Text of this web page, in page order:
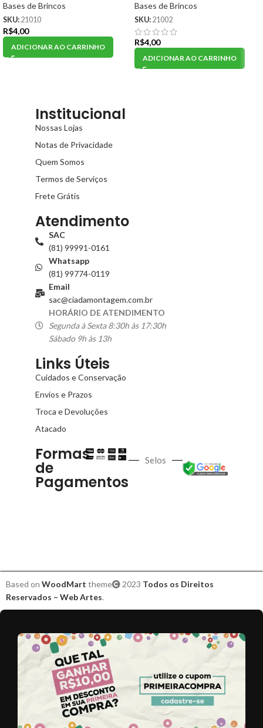
Bases de Brincos
SKU: 21010
R$4,00
ADICIONAR AO CARRINHO
Bases de Brincos
SKU: 21002
R$4,00
ADICIONAR AO CARRINHO
Institucional
Nossas Lojas
Notas de Privacidade
Quem Somos
Termos de Serviços
Frete Grátis
Atendimento
SAC
(81) 99991-0161
Whatsapp
(81) 99774-0119
Email
sac@ciadamontagem.com.br
HORÁRIO DE ATENDIMENTO
Segunda à Sexta 8:30h às 17:30h
Sábado 9h às 13h
Links Úteis
Cuidados e Conservação
Envios e Prazos
Troca e Devoluções
Atacado
Formas
de
Pagamentos
Selos
Based on WoodMart theme 2023 Todos os Direitos
Reservados – Web Artes.